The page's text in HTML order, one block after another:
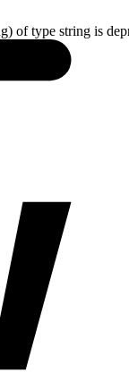
of type string is